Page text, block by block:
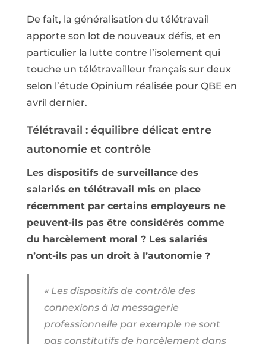
De fait, la généralisation du télétravail
apporte son lot de nouveaux défis, et en
particulier la lutte contre l’isolement qui
touche un télétravailleur français sur deux
selon l’étude Opinium réalisée pour QBE en
avril dernier.
Télétravail : équilibre délicat entre
autonomie et contrôle
Les dispositifs de surveillance des
salariés en télétravail mis en place
récemment par certains employeurs ne
peuvent-ils pas être considérés comme
du harcèlement moral ? Les salariés
n’ont-ils pas un droit à l’autonomie ?
« Les dispositifs de contrôle des
connexions à la messagerie
professionnelle par exemple ne sont
pas constitutifs de harcèlement dans